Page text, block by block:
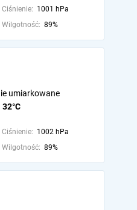
Ciśnienie: 1001 hPa
Wilgotność: 89%
32°C
umiarkowane
Ciśnienie: 1002 hPa
Wilgotność: 89%